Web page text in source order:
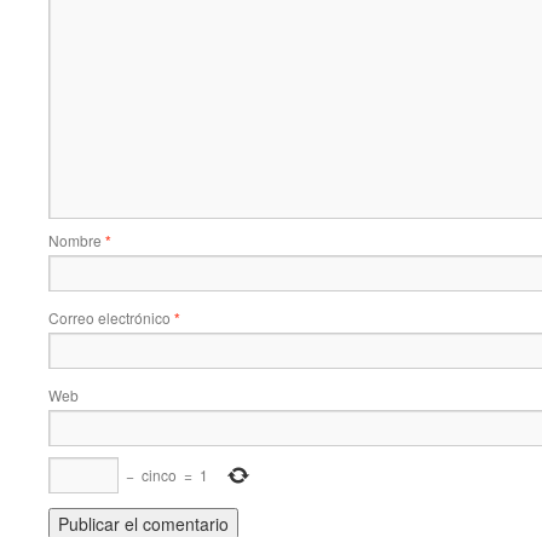
Nombre *
Correo electrónico *
Web
− cinco = 1